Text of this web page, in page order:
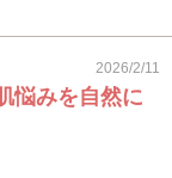
2026/2/11
悩みを自然に